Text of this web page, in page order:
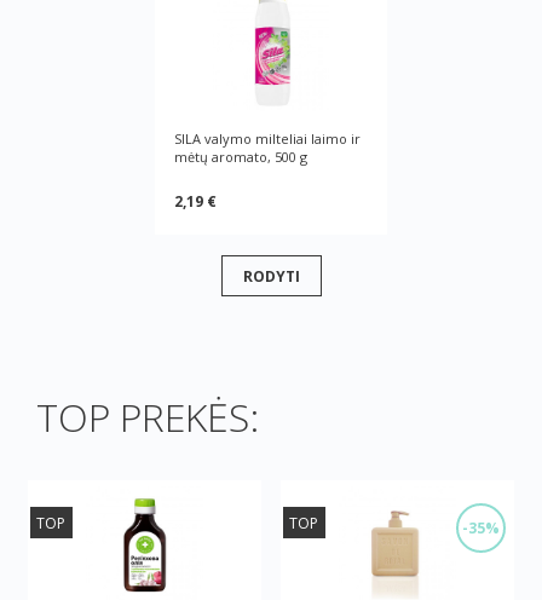
SILA valymo milteliai laimo ir
mėtų aromato, 500 g
2,19 €
RODYTI
TOP PREKĖS:
TOP -35%
TOP